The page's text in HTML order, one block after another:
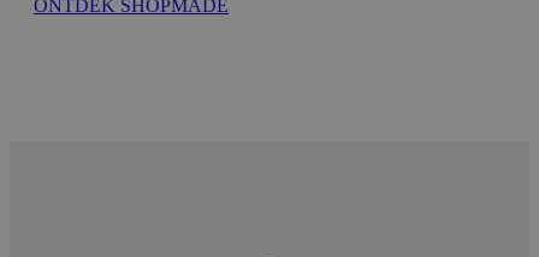
ONTDEK SHOPMADE